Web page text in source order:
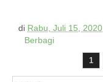
di Rabu, Juli 15, 2020
Berbagi
1